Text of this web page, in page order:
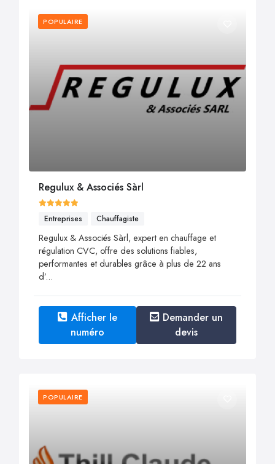
POPULAIRE
Regulux & Associés Sàrl
Entreprises Chauffagiste
Regulux & Associés Sàrl, expert en chauffage et
régulation CVC, offre des solutions fiables,
performantes et durables grâce à plus de 22 ans
d’...
Afficher le
numéro
Demander un
devis
POPULAIRE